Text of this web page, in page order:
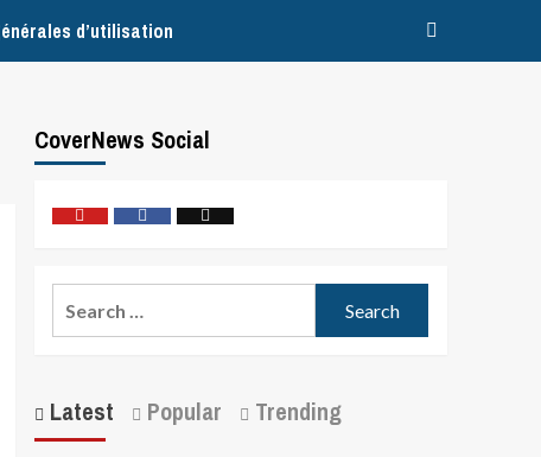
d’utilisation
CoverNews Social
Latest Popular Trending